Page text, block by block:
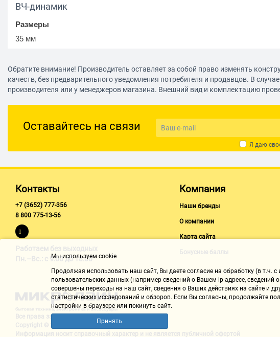
ВЧ-динамик
Размеры
35 мм
PEI
Магнит
неодимовый
НЧ-динамик
Материал диффузора
прорезиненная ткань
Магнит
ферритовый
Другие динамики
Материал ультра ВЧ-диффузора
Обратите внимание! Производитель оставляет за собой право изменять
качеств, без предварительного уведомления потребителя и продавцов. В
производителя или у менеджеров магазина. Внешний вид и комплектацию
Оставайтесь на связи
Я даю
Контакты
+7 (3652) 777-356
8 800 775-13-56
Работаем без выходных
Пн.–Вс.: с 9:00 до 18:00
Компания
Наши бренды
О компании
Карта сайта
Бонусные баллы
Все права защищены "Микролайн"
Copyright © 2002-2026
Информация носит справочный характер и не является публичной офертой
Мы используем cookie
Продолжая использовать наш cайт, Вы даете согласие на обработку (в т.ч.
пользовательских данных (например сведений о Вашем ip-адресе, сведений
совершены переходы на наш сайт, сведения о Ваших действиях на сайте и
статистических исследований и обзоров. Если Вы согласны, продолжайте
настройки в браузере или покинуть сайт.
Принять